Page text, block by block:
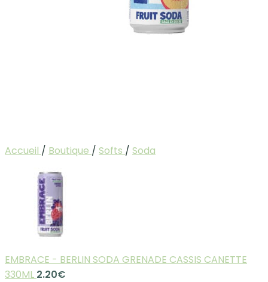
Accueil / Boutique / Softs / Soda
EMBRACE - BERLIN SODA GRENADE CASSIS CANETTE
330ML 2.20€